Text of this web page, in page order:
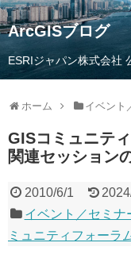
ArcGISブログ
ESRIジャパン株式会社
ホーム イベント
GISコミュニテ
関連セッション
2010/6/1
イベント／セミナ
ミュニティフォーラ